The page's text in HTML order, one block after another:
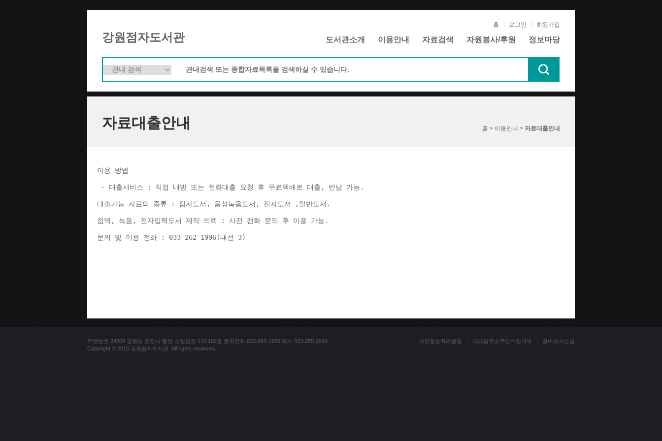
강원점자도서관
홈 로그인 회원가입
도서관소개 이용안내 자료검색 자원봉사/후원 정보마당
자료대출안내 홈 > 이용안내 > 자료대출안내
이용 방법
- 대출서비스 : 직접 내방 또는 전화대출 요청 후 무료택배로 대출, 반납 가능.
대출가능 자료의 종류 : 점자도서, 음성녹음도서, 전자도서 ,일반도서.
점역, 녹음, 전자입력도서 제작 의뢰 : 사전 전화 문의 후 이용 가능.
문의 및 이용 전화 : 033-262-1996(내선 3)
우편번호 24209 강원도 춘천시 동면 소양강로 110 102호 문의전화 033-262-1920 팩스 033-255-2019
Copyright © 2015 강원점자도서관. All rights reserved.
개인정보처리방침 이메일주소무단수집거부 찾아오시는길